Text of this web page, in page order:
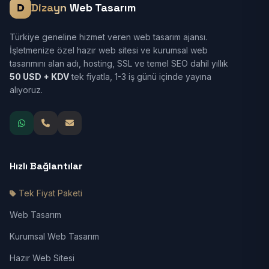
Dizayn Web Tasarım
Türkiye geneline hizmet veren web tasarım ajansı.
İşletmenize özel hazır web sitesi ve kurumsal web
tasarımını alan adı, hosting, SSL ve temel SEO dahil yıllık
50 USD + KDVtek fiyatla, 1-3 iş günü içinde yayına
alıyoruz.
Hızlı Bağlantılar
Tek Fiyat Paketi
Web Tasarım
Kurumsal Web Tasarım
Hazır Web Sitesi